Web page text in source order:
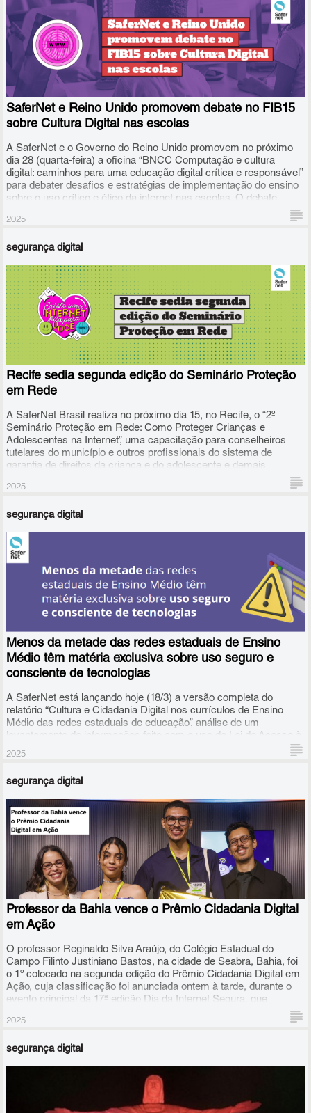
SaferNet e Reino Unido promovem debate no FIB15
sobre Cultura Digital nas escolas
A SaferNet e o Governo do Reino Unido promovem no próximo
dia 28 (quarta-feira) a oficina “BNCC Computação e cultura
digital: caminhos para uma educação digital crítica e responsável”
para debater desafios e estratégias de implementação do ensino
sobre o uso crítico e ético da internet nas escolas. O debate
realizado em Salvador, entre 26 e 30 de maio.
2025
segurança digital
Recife sedia segunda edição do Seminário Proteção
em Rede
A SaferNet Brasil realiza no próximo dia 15, no Recife, o “2º
Seminário Proteção em Rede: Como Proteger Crianças e
Adolescentes na Internet”, uma capacitação para conselheiros
tutelares do município e outros profissionais do sistema de
garantia de direitos da criança e do adolescente e demais
adolescentes e suas famílias e os ajudarão a enfrentar os
2025
segurança digital
Menos da metade das redes estaduais de Ensino
Médio têm matéria exclusiva sobre uso seguro e
consciente de tecnologias
A SaferNet está lançando hoje (18/3) a versão completa do
relatório “Cultura e Cidadania Digital nos currículos de Ensino
Médio das redes estaduais de educação”, análise de um
levantamento de informações feito com o uso da Lei de Acesso à
Informação (LAI) e realizado junto às secretarias estaduais de
2025
segurança digital
Professor da Bahia vence o Prêmio Cidadania Digital
em Ação
O professor Reginaldo Silva Araújo, do Colégio Estadual do
Campo Filinto Justiniano Bastos, na cidade de Seabra, Bahia, foi
o 1º colocado na segunda edição do Prêmio Cidadania Digital em
Ação, cuja classificação foi anunciada ontem à tarde, durante o
evento principal da 17ª edição Dia da Internet Segura, que
2025
segurança digital